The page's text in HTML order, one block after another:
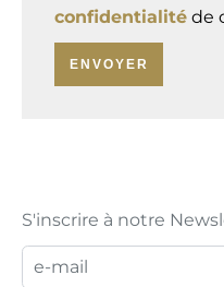
confidentialité de
ENVOYER
S'inscrire à notre